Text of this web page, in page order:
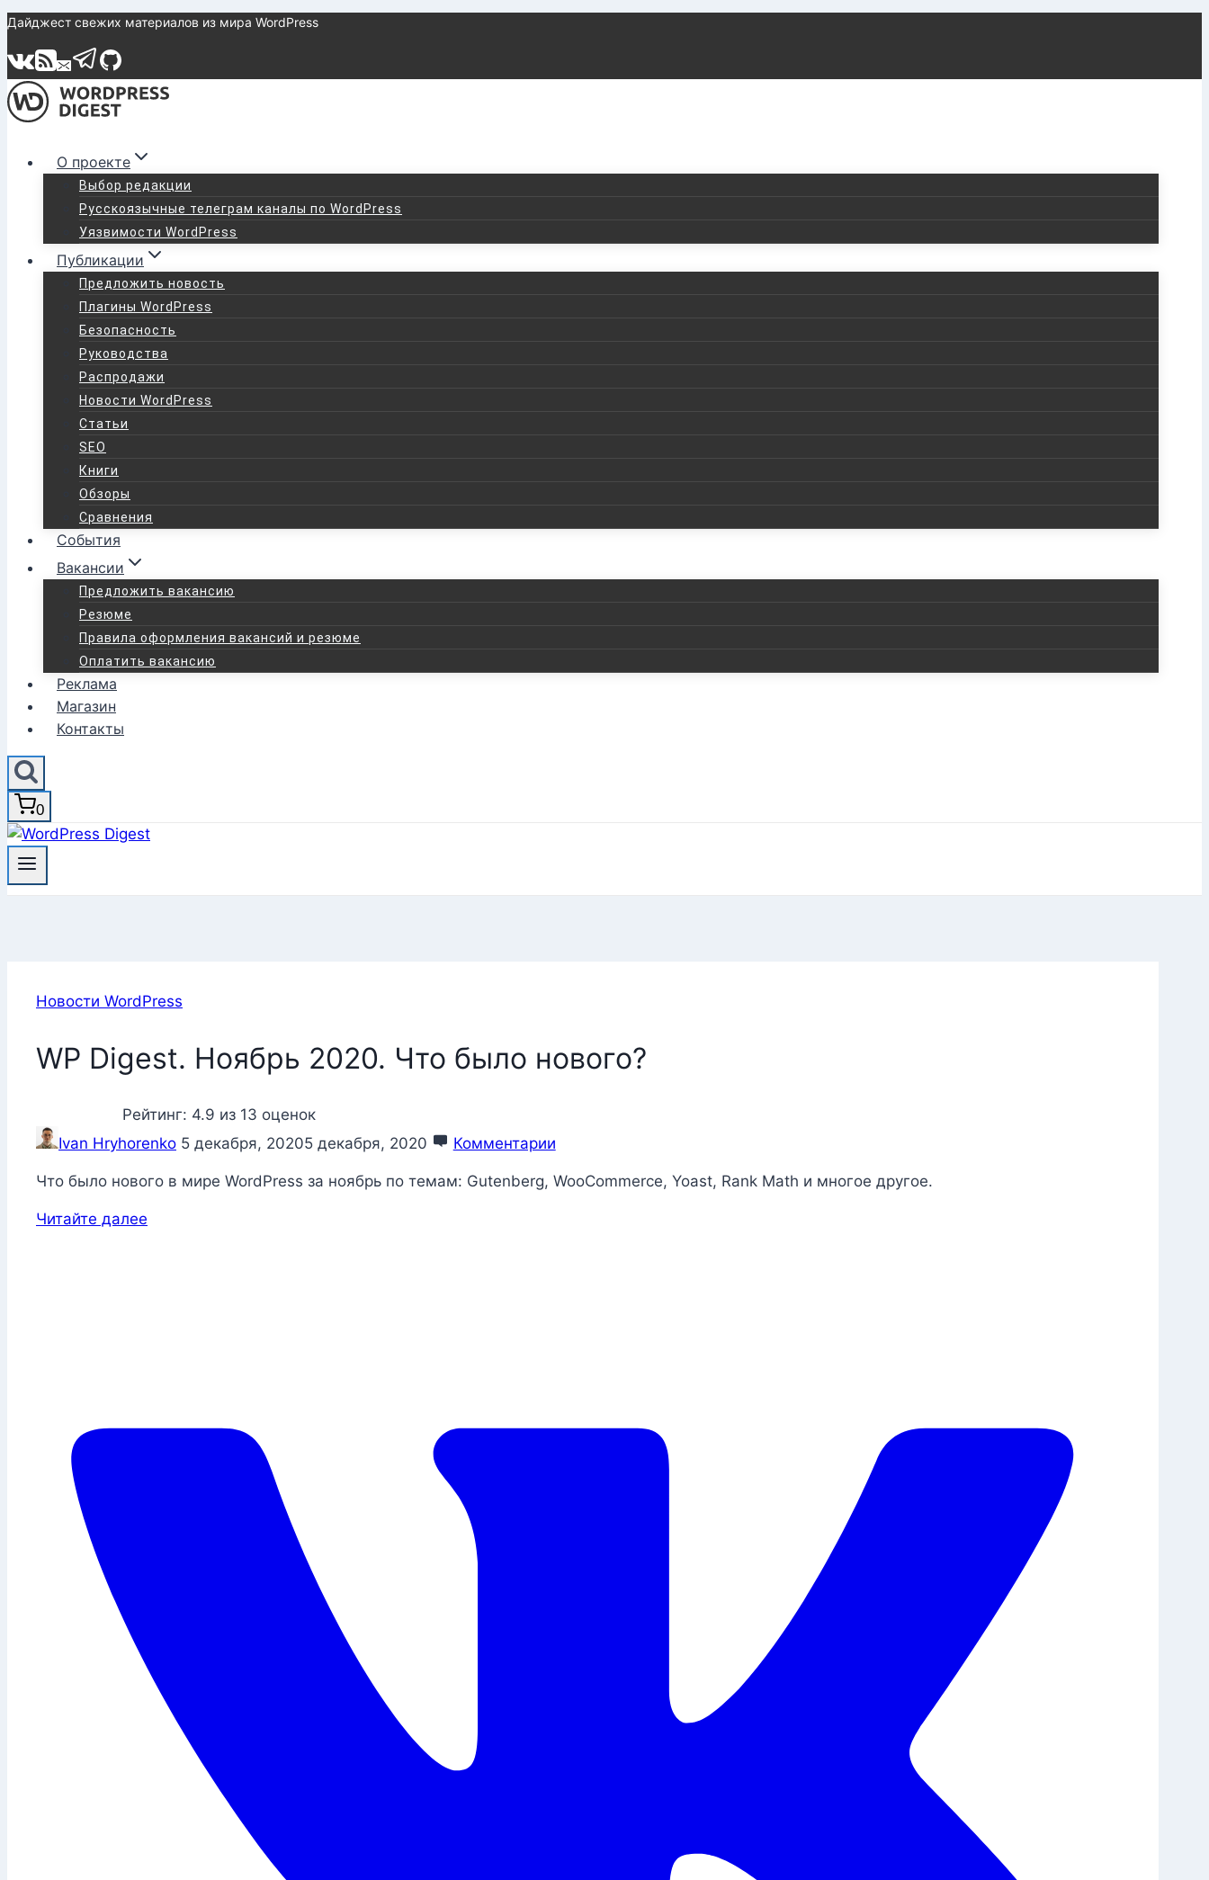
Перейти
содержимому
Дайджест свежих материалов из мира WordPress
О проекте
Выбор редакции
Русскоязычные телеграм каналы по WordPress
Уязвимости WordPress
Публикации
Предложить новость
Плагины WordPress
Безопасность
Руководства
Распродажи
Новости WordPress
Статьи
SEO
Книги
Обзоры
Сравнения
События
Вакансии
Предложить вакансию
Резюме
Правила оформления вакансий и резюме
Оплатить вакансию
Реклама
Магазин
Контакты
0
Новости WordPress
WP Digest. Ноябрь 2020. Что было нового?
Рейтинг: 4.9 из 13 оценок
Ivan Hryhorenko 5 декабря, 20205 декабря, 2020 Комментарии
Что было нового в мире WordPress за ноябрь по темам: Gutenberg, WooCommerce, Yoast, Rank Math и многое другое.
Читайте далее